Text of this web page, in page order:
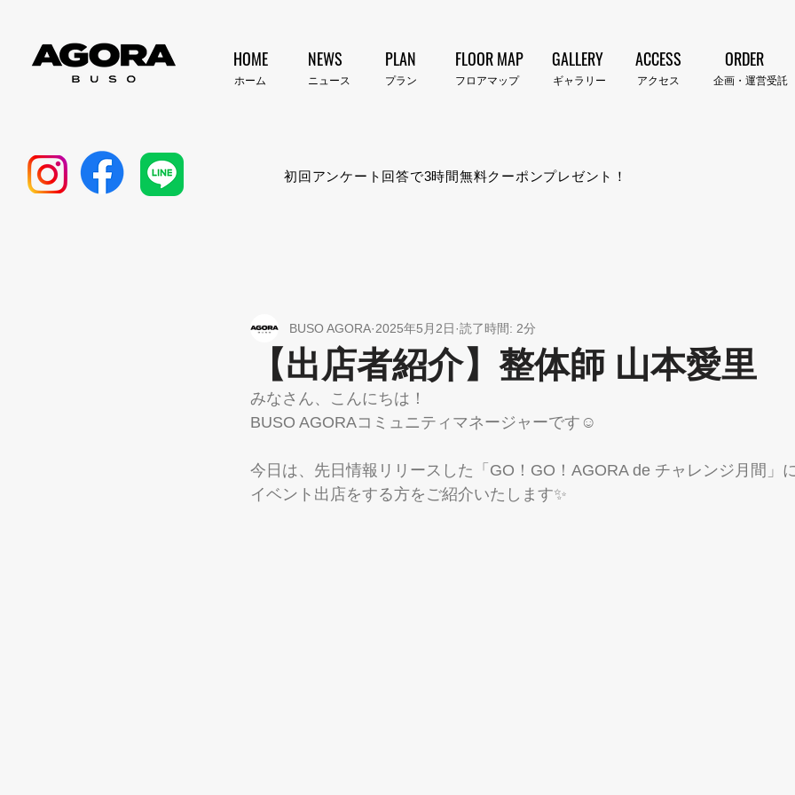
HOME
​ホーム
FLOOR MAP
​フロアマップ
PLAN
​プラン​
GALLERY
​ギャラリー
ACCESS
​アクセス
NEWS
​ニュース
ORDER
企画・運営受託
初回アンケート回答で3時間無料クーポンプレゼント！
【出店者紹介】整体師 山本愛里
BUSO AGORA 2025年5月2日 読了時間: 2分
みなさん、こんにちは！
BUSO AGORAコミュニティマネージャーです☺
今日は、先日情報リリースした「GO！GO！AGORA de チャレンジ月間」
イベント出店をする方をご紹介いたします✨